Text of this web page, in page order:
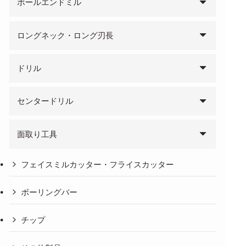
ボールエンドミル
ロングネック・ロング刃長
ドリル
センタードリル
面取り工具
フェイスミルカッター・フライスカッター
ボーリングバー
チップ